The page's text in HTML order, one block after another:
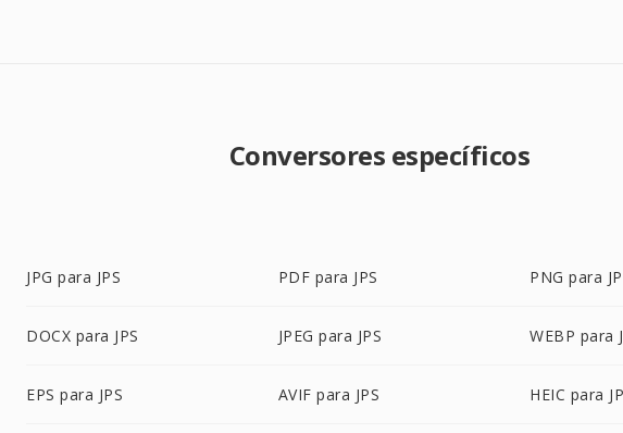
Conversores específicos
JPG para JPS PDF para JPS PNG para
DOCX para JPS JPEG para JPS WEBP para
EPS para JPS AVIF para JPS HEIC para